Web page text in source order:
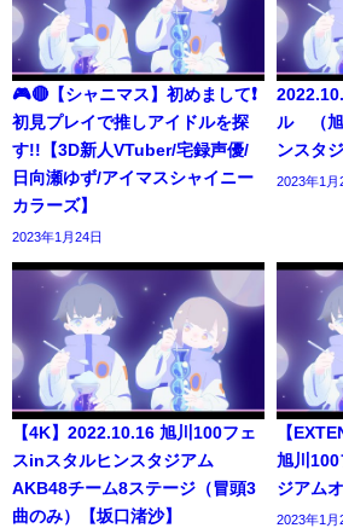
🎮🔴【シャニマス】初めまして❗️
初見プレイで推しアイドルを探
す!!【3D新人VTuber/宅録声優/
日向瀬ゆず/アイマスシャイニー
カラーズ】
2023年1月24日
ル （旭
ンスタ
2023年1月
【4K】2022.10.16 旭川100フェ
スinスタルヒンスタジアム
AKB48チーム8ステージ（冒頭3
曲のみ）【坂口渚沙】
【
旭川100
ジアム
2023年1月